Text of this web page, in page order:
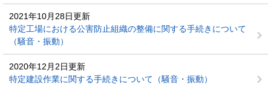
2021年10月28日更新
特定工場における公害防止組織の整備に関する手続きについて
（騒音・振動）
2020年12月2日更新
特定建設作業に関する手続きについて（騒音・振動）